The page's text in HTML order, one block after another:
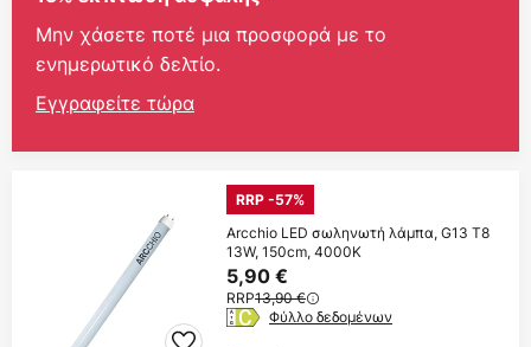
Μην χάσετε ποτέ μια προσφορά με το
ενημερωτικό δελτίο.
Εγγραφείτε τώρα
RRP -57%
Arcchio LED σωληνωτή λάμπα, G13 T8
13W, 150cm, 4000K
5,90 €
RRP13,90 €
Φύλλο δεδομένων